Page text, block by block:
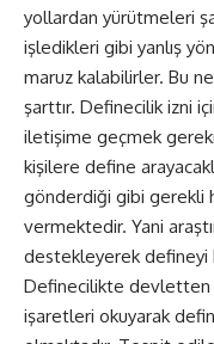
yollardan yürütmeleri
işledikleri gibi yanlış
maruz kalabilirler. Bu
şarttır. Definecilik izni
iletişime geçmek
kişilere define
gönderdiği gibi gerekli
vermektedir. Yani
destekleyerek defineyi
Definecilikte devletten
işaretleri okuyarak